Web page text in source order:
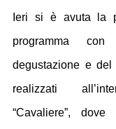
Ieri si è avuta la
programma
degustazione e del
realizzati
“Cavaliere”,